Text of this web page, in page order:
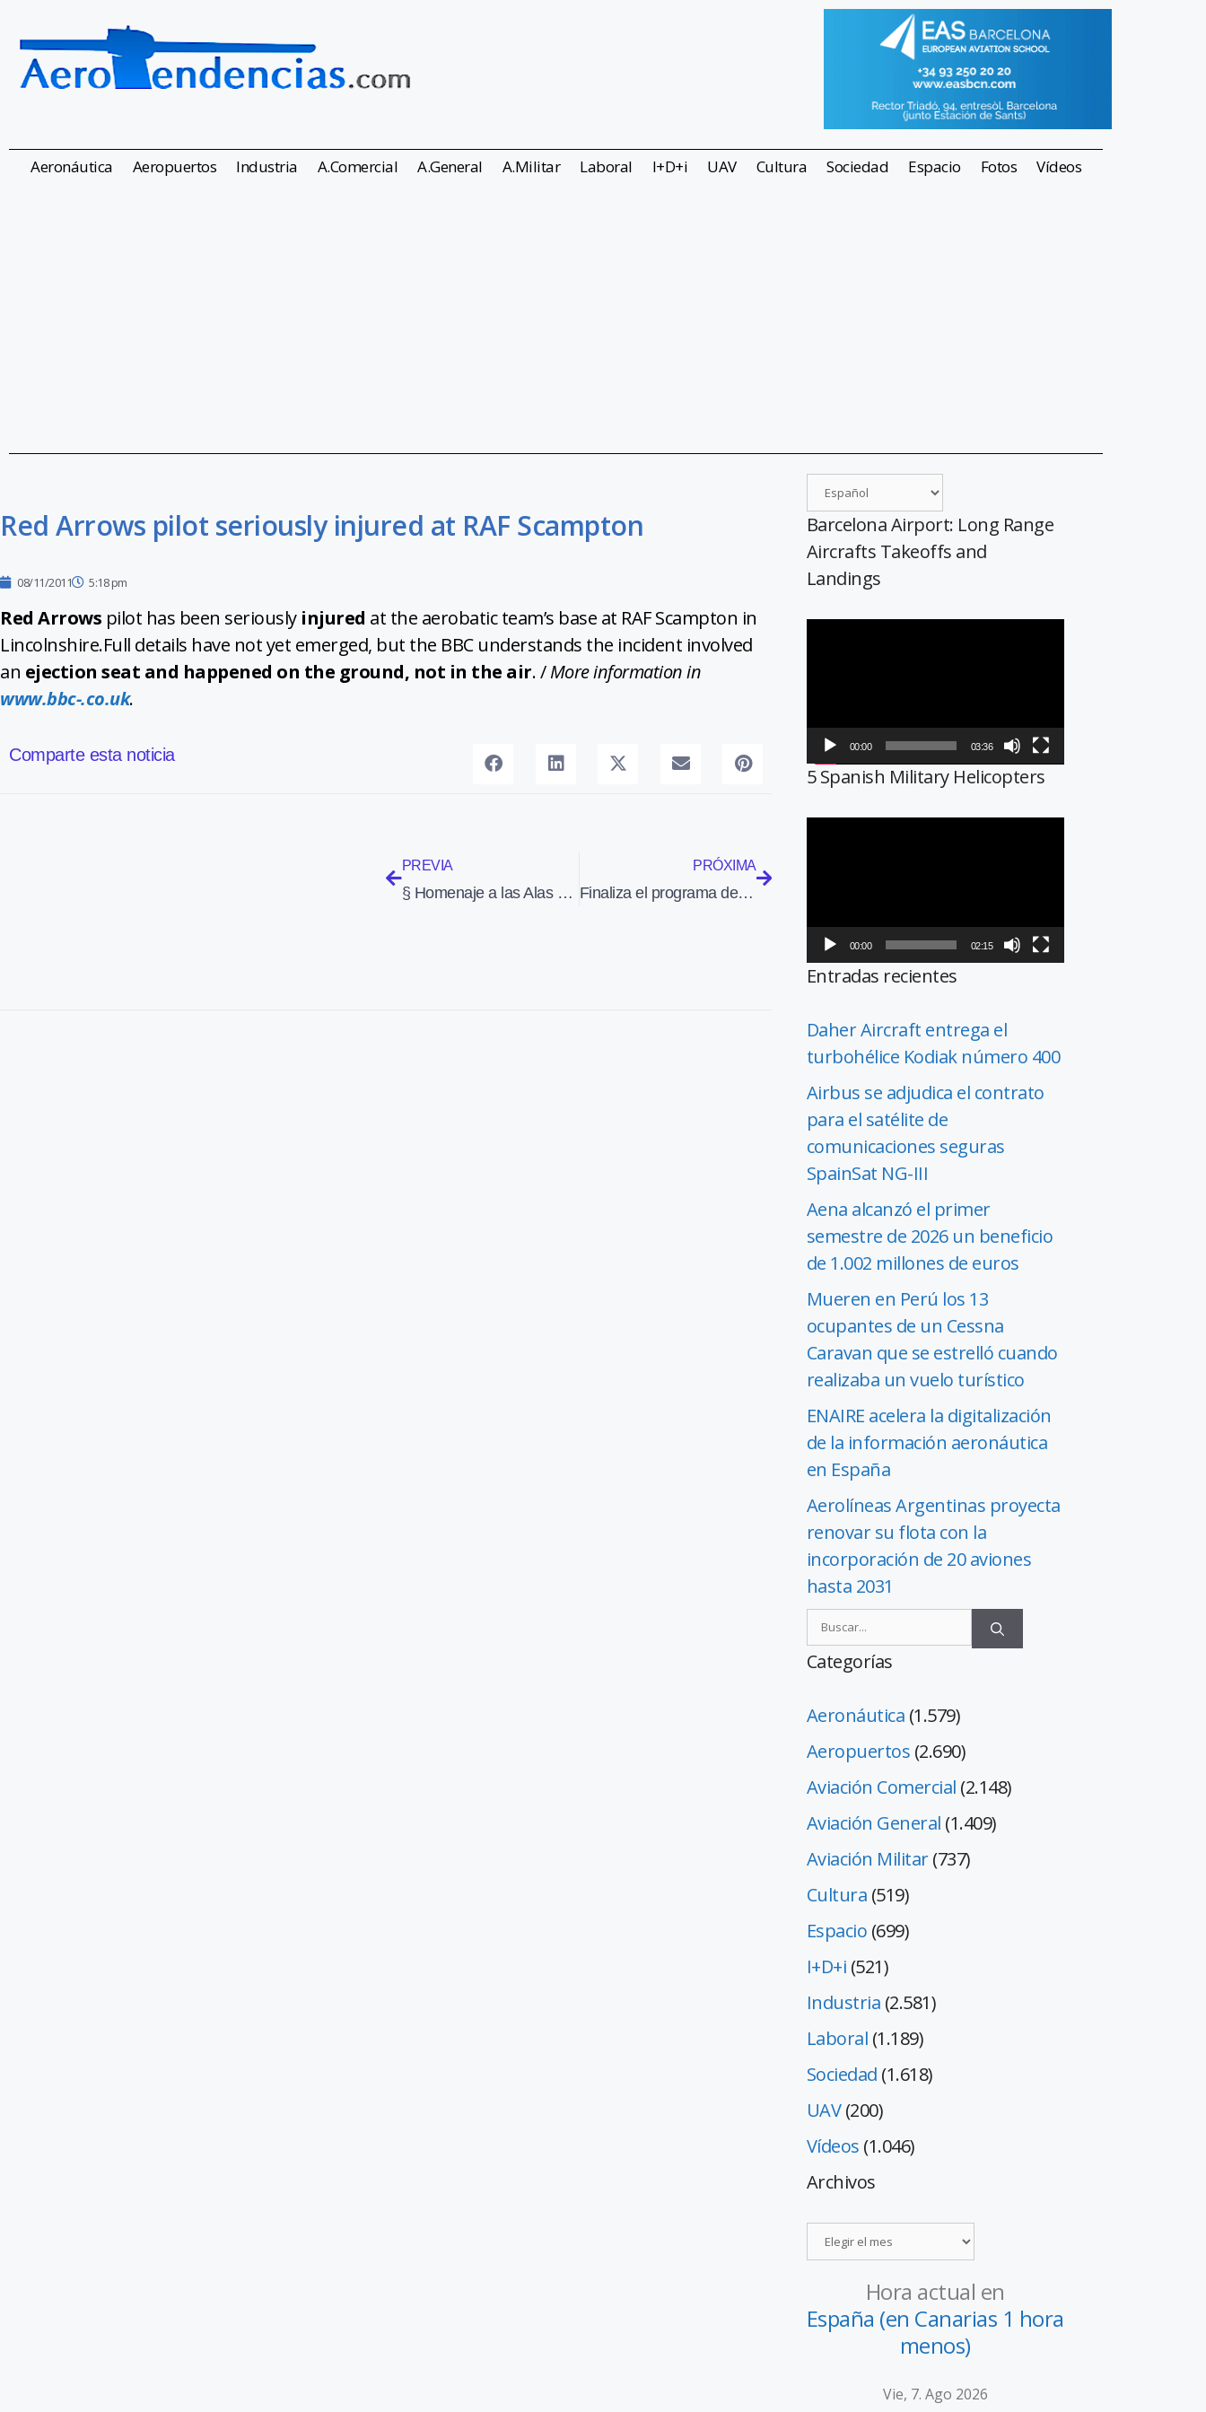
Aeronáutica Aeropuertos Industria A.Comercial A.General A.Militar Laboral I+D+i UAV Cultura Sociedad Espacio Fotos Vídeos
Red Arrows pilot seriously injured at RAF Scampton
08/11/2011 5:18 pm
Red Arrows pilot has been seriouslyinjured at the aerobatic team’s base at RAF Scampton in
Lincolnshire.Full details have not yet emerged, but the BBC understands the incident involved
an ejection seat and happened on the ground, not in the air. /More information in
www.bbc-.co.uk.
Comparte esta noticia
PREVIA
§ Homenaje a las Alas Giratorias
PRÓXIMA
Finaliza el programa de desarrollo del helicóptero multifunción NH90 TTH
Barcelona Airport: Long Range
Aircrafts Takeoffs and
Landings
00:00 03:36
5 Spanish Military Helicopters
00:00 02:15
Entradas recientes
Daher Aircraft entrega el
turbohélice Kodiak número 400
Airbus se adjudica el contrato
para el satélite de
comunicaciones seguras
SpainSat NG-III
Aena alcanzó el primer
semestre de 2026 un beneficio
de 1.002 millones de euros
Mueren en Perú los 13
ocupantes de un Cessna
Caravan que se estrelló cuando
realizaba un vuelo turístico
ENAIRE acelera la digitalización
de la información aeronáutica
en España
Aerolíneas Argentinas proyecta
renovar su flota con la
incorporación de 20 aviones
hasta 2031
Categorías
Aeronáutica (1.579)
Aeropuertos (2.690)
Aviación Comercial (2.148)
Aviación General (1.409)
Aviación Militar(737)
Cultura (519)
Espacio (699)
I+D+i (521)
Industria (2.581)
Laboral (1.189)
Sociedad (1.618)
UAV(200)
Vídeos (1.046)
Archivos
Hora actual en
España (en Canarias 1 hora
menos)